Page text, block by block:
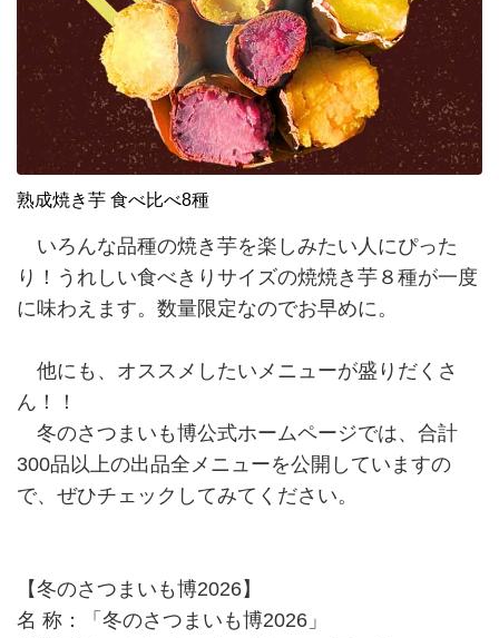
熟成焼き芋 食べ比べ8種
いろんな品種の焼き芋を楽しみたい人にぴった
り！うれしい食べきりサイズの焼焼き芋８種が一度
に味わえます。数量限定なのでお早めに。
他にも、オススメしたいメニューが盛りだくさ
ん！！
冬のさつまいも博公式ホームページでは、合計
300品以上の出品全メニューを公開していますの
で、ぜひチェックしてみてください。
【冬のさつまいも博2026】
名 称：「冬のさつまいも博2026」